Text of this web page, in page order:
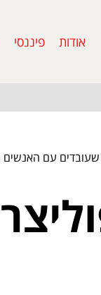
אודות פיננסי
עם האנשים